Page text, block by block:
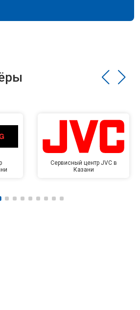
Сервисный центр JVC в
Казани